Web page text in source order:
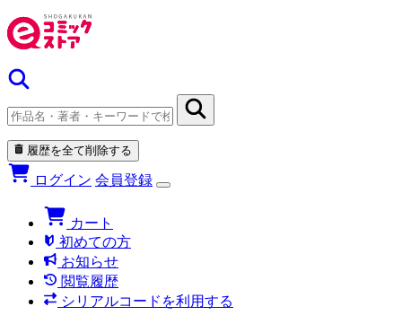
履歴を全て削除する
ログイン 会員登録
カート
初めての方
お知らせ
閲覧履歴
シリアルコードを利用する